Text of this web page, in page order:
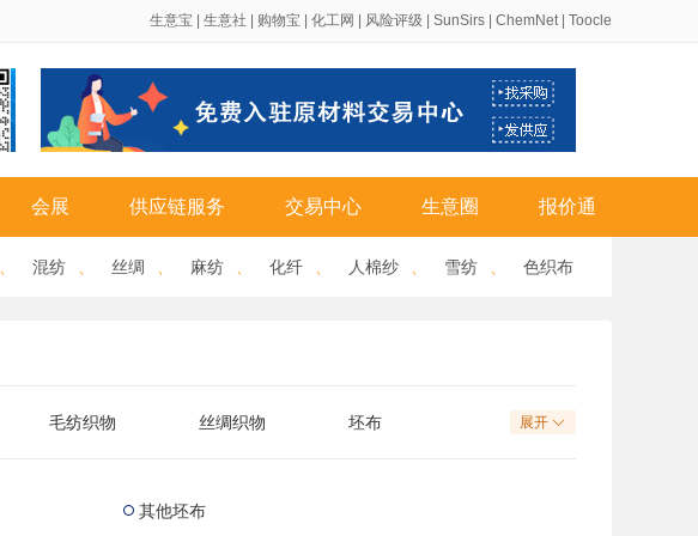
生意宝 生意社 购物宝 化工网 风险评级 SunSirs ChemNet| Toocle
会展 供应链服务 交易中心 生意圈 报价通
混纺 丝绸 麻纺 化纤 人棉纱 雪纺 色织布
毛纺织物 丝绸织物 坯布 展开 
 其他坯布